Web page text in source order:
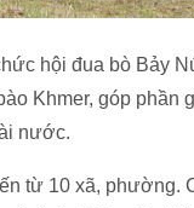
hội đua bò Bảy
Khmer, góp
nước.
từ 10 xã, phường.